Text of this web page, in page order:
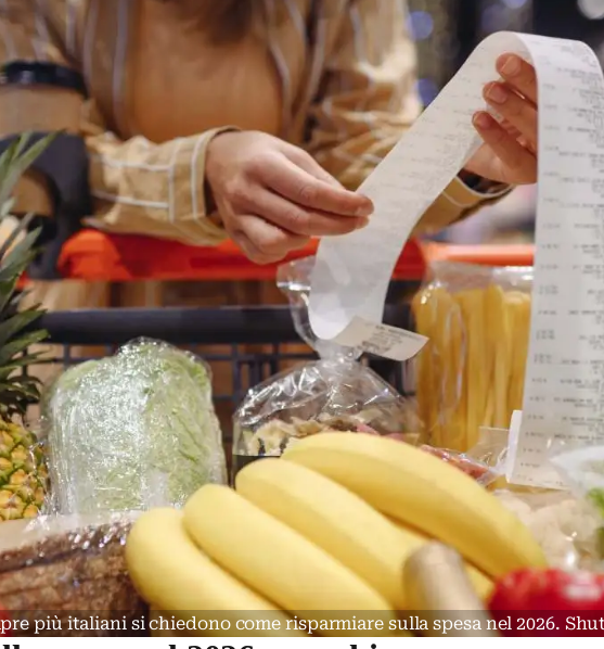
più italiani si chiedono come risparmiare sulla spesa nel 2026.